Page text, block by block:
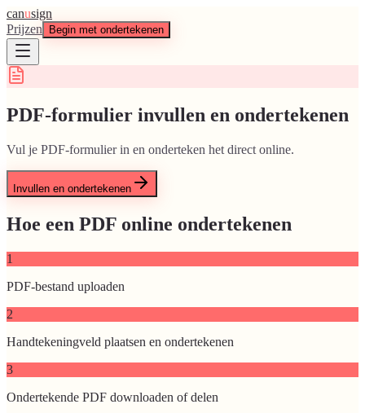
canusign
Prijzen
Begin met ondertekenen
PDF-formulier invullen en ondertekenen
Vul je PDF-formulier in en onderteken het direct online.
Invullen en ondertekenen
Hoe een PDF online ondertekenen
1
PDF-bestand uploaden
2
Handtekeningveld plaatsen en ondertekenen
3
Ondertekende PDF downloaden of delen